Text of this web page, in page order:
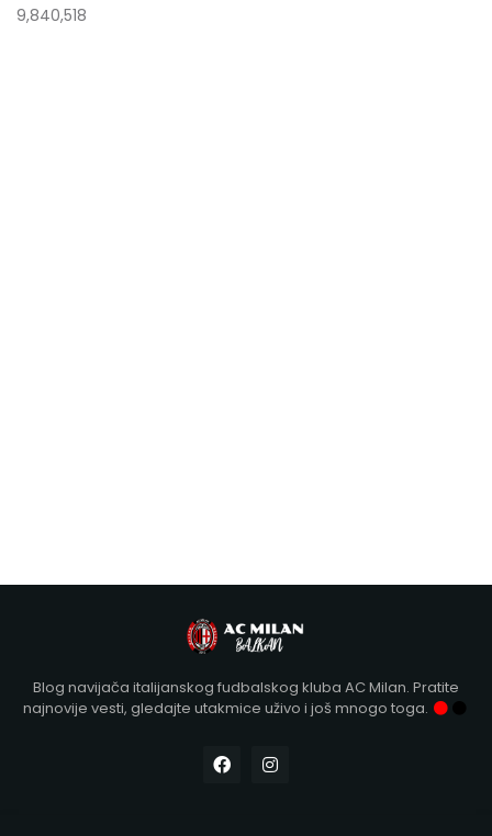
9,840,518
Blog navijača italijanskog fudbalskog kluba AC Milan. Pratite
najnovije vesti, gledajte utakmice uživo i još mnogo toga.